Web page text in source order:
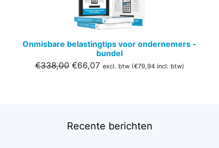
Onmisbare belastingtips voor ondernemers -
bundel
€338,00 Oorspronkelijke
€66,07Huidige
excl. btw (€79,94incl. btw)
Recente berichten